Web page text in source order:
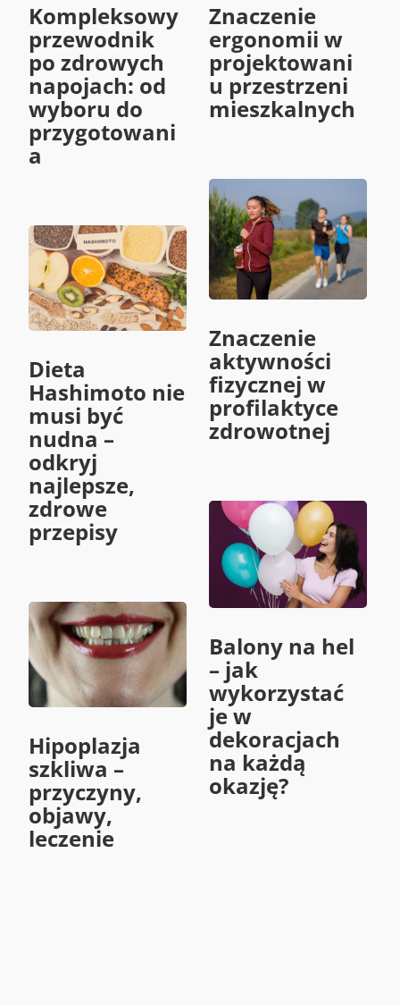
Kompleksowy
przewodnik
po zdrowych
napojach: od
wyboru do
przygotowani
a
Dieta
Hashimoto nie
musi być
nudna –
odkryj
najlepsze,
zdrowe
przepisy
Hipoplazja
szkliwa –
przyczyny,
objawy,
leczenie
Znaczenie
ergonomii w
projektowani
u przestrzeni
mieszkalnych
Znaczenie
aktywności
fizycznej w
profilaktyce
zdrowotnej
Balony na hel
– jak
wykorzystać
je w
dekoracjach
na każdą
okazję?